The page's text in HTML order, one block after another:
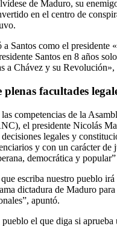
de Maduro, su
en el centro de
Santos como el presidente
Santos en 8 años
a Chávez y su Revolución»,
facultades
competencias de la
el presidente Nicolás
legales y
y con un carácter de
democrática y popular”
escriba nuestro pueblo irá
dictadura de Maduro
apuntó.
el que diga si